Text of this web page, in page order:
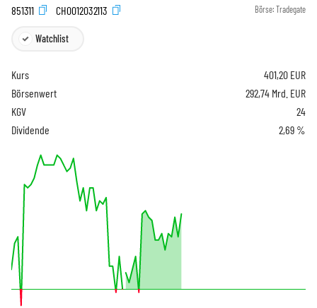
851311
CH0012032113 Börse: Tradegate
Watchlist
Kurs 401,20 EUR
Börsenwert
292,74 Mrd. EUR
KGV
24
Dividende
2,69 %